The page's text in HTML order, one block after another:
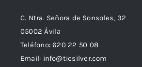
C. Ntra. Señora de Sonsoles, 32
05002 Ávila
Teléfono: 620 22 50 08
Email: info@ticsilver.com